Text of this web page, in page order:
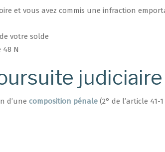
et vous avez commis une infraction
votre solde
N
judiciaire
d’une composition pénale (2° de l’article 41-